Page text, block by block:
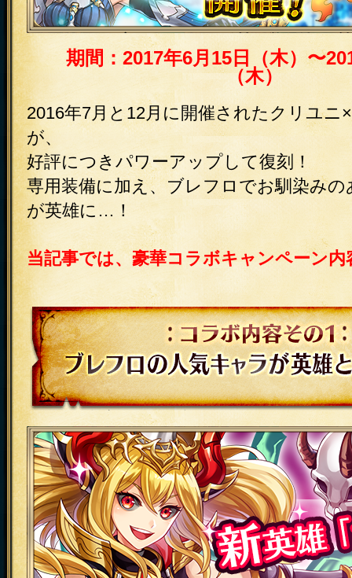
クリユニ×ブレフロコラボ第3弾開催！
ント開催期間：2017年6月15日（木）〜
（木）
2016年7月と12月に開催されたクリユニ
が、
好評につきパワーアップして復刻！
専用装備に加え、ブレフロでお馴染み
が英雄に…！
当記事では、豪華コラボキャンペーン内
コラボ内容その1 ブレフロの人気キャ
場！